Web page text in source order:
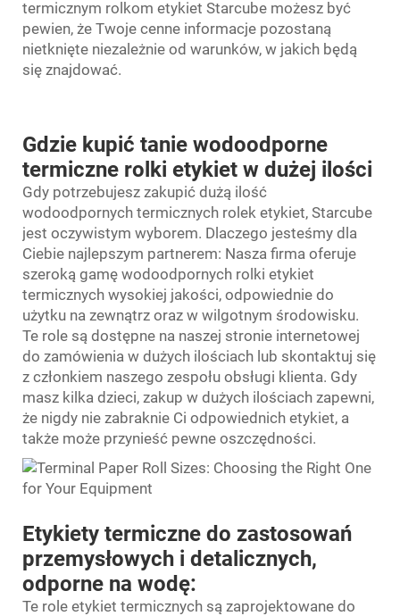
termicznym rolkom etykiet Starcube możesz być
pewien, że Twoje cenne informacje pozostaną
nietknięte niezależnie od warunków, w jakich będą
się znajdować.
Gdzie kupić tanie wodoodporne
termiczne rolki etykiet w dużej ilości
Gdy potrzebujesz zakupić dużą ilość
wodoodpornych termicznych rolek etykiet, Starcube
jest oczywistym wyborem. Dlaczego jesteśmy dla
Ciebie najlepszym partnerem: Nasza firma oferuje
szeroką gamę wodoodpornych rolki etykiet
termicznych wysokiej jakości, odpowiednie do
użytku na zewnątrz oraz w wilgotnym środowisku.
Te role są dostępne na naszej stronie internetowej
do zamówienia w dużych ilościach lub skontaktuj się
z członkiem naszego zespołu obsługi klienta. Gdy
masz kilka dzieci, zakup w dużych ilościach zapewni,
że nigdy nie zabraknie Ci odpowiednich etykiet, a
także może przynieść pewne oszczędności.
Etykiety termiczne do zastosowań
przemysłowych i detalicznych,
odporne na wodę:
Te role etykiet termicznych są zaprojektowane do